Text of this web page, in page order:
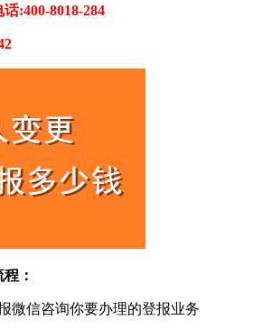
:400-8018-284
：
微信咨询你要办理的登报业务